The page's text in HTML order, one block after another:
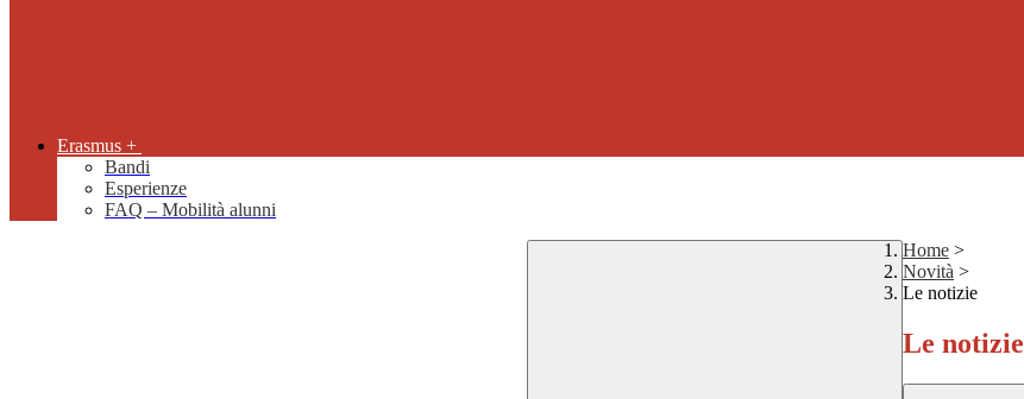
Erasmus +
Bandi
Esperienze
FAQ – Mobilità alunni
Home >
Novità >
Le notizie
Le notizie